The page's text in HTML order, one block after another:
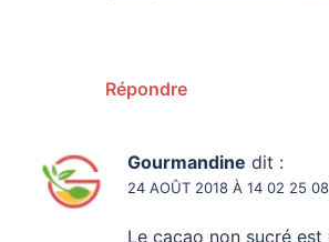
Répondre
Gourmandine dit :
24 AOÛT 2018 À 14 02 25
Le cacao non sucré est